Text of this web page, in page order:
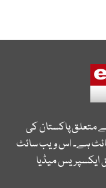
متعلق پاکستان کی
ہے۔ اس ویب سائٹ
ایکسپریس میڈیا